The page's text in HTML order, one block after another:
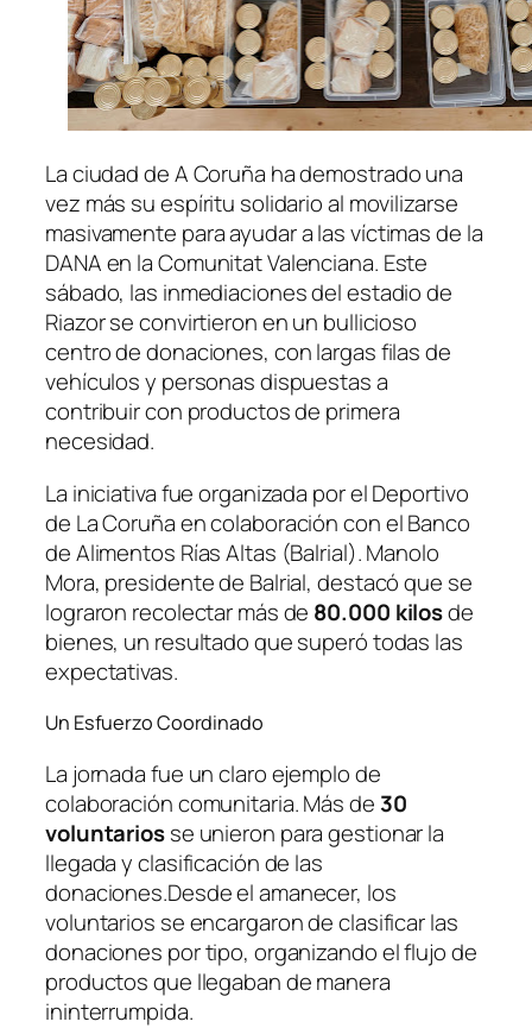
La ciudad de A Coruña ha demostrado una
vez más su espíritu solidario al movilizarse
masivamente para ayudar a las víctimas de la
DANA en la Comunitat Valenciana. Este
sábado, las inmediaciones del estadio de
Riazor se convirtieron en un bullicioso
centro de donaciones, con largas filas de
vehículos y personas dispuestas a
contribuir con productos de primera
necesidad.
La iniciativa fue organizada por el Deportivo
de La Coruña en colaboración con el Banco
de Alimentos Rías Altas (Balrial). Manolo
Mora, presidente de Balrial, destacó que se
lograron recolectar más de 80.000 kilosde
bienes, un resultado que superó todas las
expectativas.
Un Esfuerzo Coordinado
La jornada fue un claro ejemplo de
colaboración comunitaria. Más de 30
voluntariosse unieron para gestionar la
llegada y clasificación de las
donaciones.Desde el amanecer, los
voluntarios se encargaron de clasificar las
donaciones por tipo, organizando el flujo de
productos que llegaban de manera
ininterrumpida.